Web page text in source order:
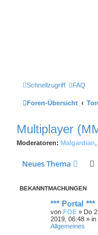
Schnellzugriff FAQ
Foren-Übersicht
Multiplayer
Moderatoren: Malgardian
Neues Thema
BEKANNTMACHUNGEN
*** Portal ***
von FOE » Do
2019, 06:48 » in
Allgemeines